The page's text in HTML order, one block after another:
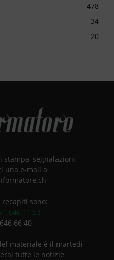
478
34
20
segnalazioni,
una e-mail a
sono:
646 11 53
66 40
materiale è il martedì
tutte le notizie